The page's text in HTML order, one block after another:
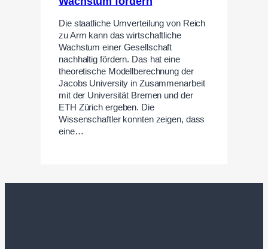
Die staatliche Umverteilung von Reich
zu Arm kann das wirtschaftliche
Wachstum einer Gesellschaft
nachhaltig fördern. Das hat eine
theoretische Modellberechnung der
Jacobs University in Zusammenarbeit
mit der Universität Bremen und der
ETH Zürich ergeben. Die
Wissenschaftler konnten zeigen, dass
eine…